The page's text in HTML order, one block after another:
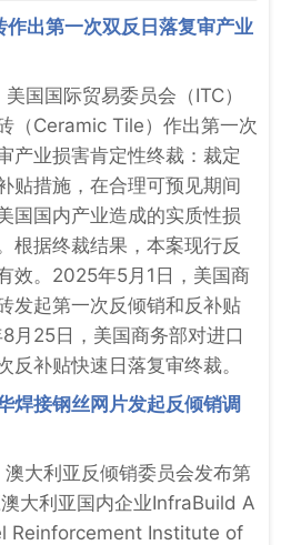
出第一次双反日落复审产业
国国际贸易委员会（ITC）
（Ceramic Tile）作出第一次
产业损害肯定性终裁：裁定
贴措施，在合理可预见期间
国国内产业造成的实质性损
根据终裁结果，本案现行反
效。2025年5月1日，美国商
发起第一次反倾销和反补贴
月25日，美国商务部对进口
反补贴快速日落复审终裁。
焊接钢丝网片发起反倾销调
大利亚反倾销委员会发布第
大利亚国内企业InfraBuild A
Reinforcement Institute of